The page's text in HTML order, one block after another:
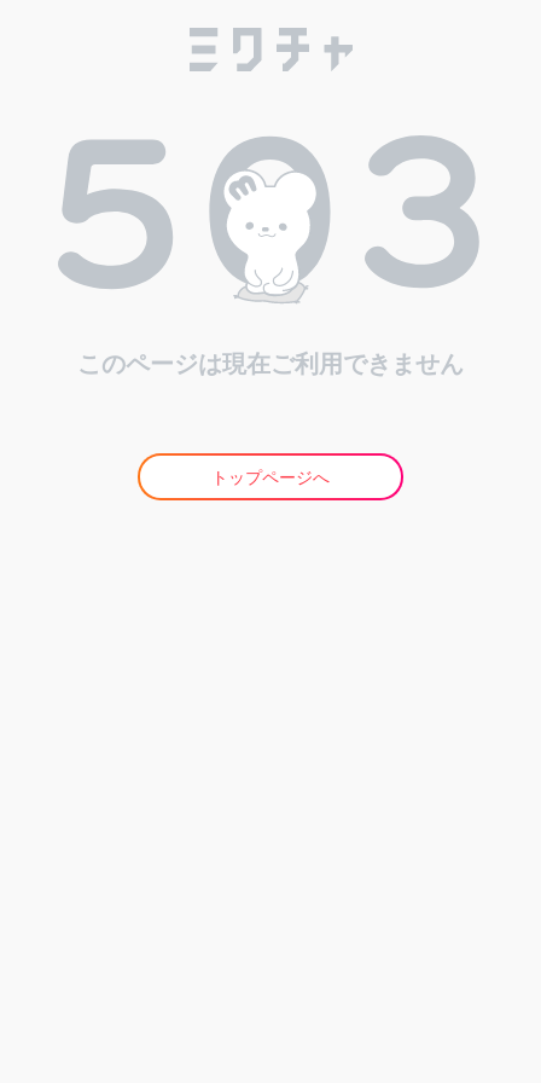
このページは現在ご利用できません